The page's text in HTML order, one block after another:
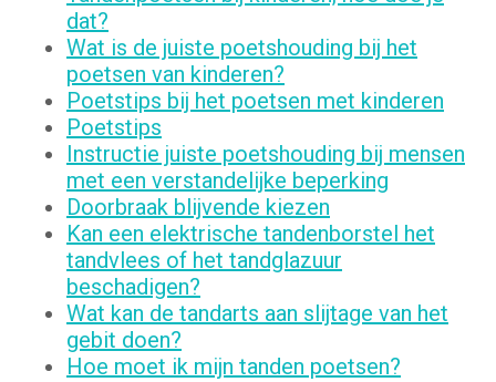
dat?
Wat is de juiste poetshouding bij het
poetsen van kinderen?
Poetstips bij het poetsen met kinderen
Poetstips
Instructie juiste poetshouding bij mensen
met een verstandelijke beperking
Doorbraak blijvende kiezen
Kan een elektrische tandenborstel het
tandvlees of het tandglazuur
beschadigen?
Wat kan de tandarts aan slijtage van het
gebit doen?
Hoe moet ik mijn tanden poetsen?